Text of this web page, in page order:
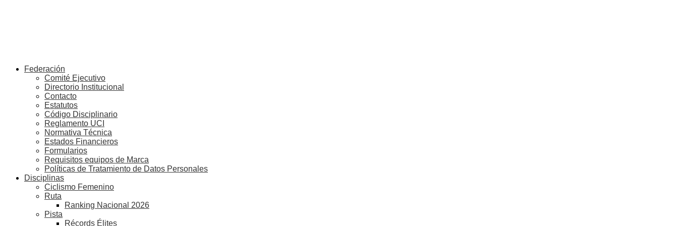
Federación
Comité Ejecutivo
Directorio Institucional
Contacto
Estatutos
Código Disciplinario
Reglamento UCI
Normativa Técnica
Estados Financieros
Formularios
Requisitos equipos de Marca
Políticas de Tratamiento de Datos Personales
Disciplinas
Ciclismo Femenino
Ruta
Ranking Nacional 2026
Pista
Récords Élites